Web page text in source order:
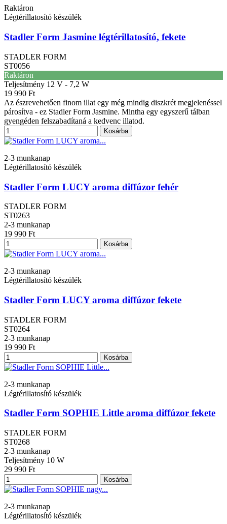
Raktáron
Légtérillatosító készülék
Stadler Form Jasmine légtérillatosító, fekete
STADLER FORM
ST0056
Raktáron
Teljesítmény 12 V - 7,2 W
19 990 Ft
Az észrevehetően finom illat egy még mindig diszkrét megjelenéssel
párosítva - ez Stadler Form Jasmine. Mintha egy egyszerű tálban
gyengéden felszabadítaná a kedvenc illatod.
Kosárba
2-3 munkanap
Légtérillatosító készülék
Stadler Form LUCY aroma diffúzor fehér
STADLER FORM
ST0263
2-3 munkanap
19 990 Ft
Kosárba
2-3 munkanap
Légtérillatosító készülék
Stadler Form LUCY aroma diffúzor fekete
STADLER FORM
ST0264
2-3 munkanap
19 990 Ft
Kosárba
2-3 munkanap
Légtérillatosító készülék
Stadler Form SOPHIE Little aroma diffúzor fekete
STADLER FORM
ST0268
2-3 munkanap
Teljesítmény 10 W
29 990 Ft
Kosárba
2-3 munkanap
Légtérillatosító készülék